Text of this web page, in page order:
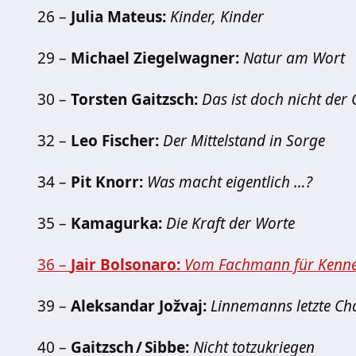
26 – Julia Mateus:Kinder, Kinder
29 – Michael Ziegelwagner:Natur am Wort
30 – Torsten Gaitzsch:Das ist doch nicht der
32 – Leo Fischer:Der Mittelstand in Sorge
34 – Pit Knorr: Was macht eigentlich …?
35 – Kamagurka:Die Kraft der Worte
36 – Jair Bolsonaro: Vom Fachmann für
39 – Aleksandar Jožvaj:Linnemanns letzte
40 – Gaitzsch / Sibbe:Nicht totzukriegen